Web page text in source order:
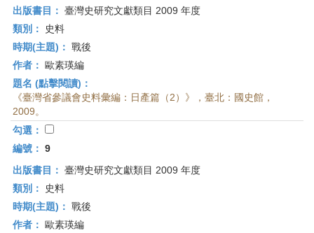
出版書目： 臺灣史研究文獻類目 2009 年度
類別：
史料
時期(主題)： 戰後
作者： 歐素瑛編
題名 (點擊閱讀)：
《臺灣省參議會史料彙編：日產篇（2）》，臺北：國史館，
2009。
勾選：
編號： 9
出版書目： 臺灣史研究文獻類目 2009 年度
類別：
史料
時期(主題)： 戰後
作者： 歐素瑛編